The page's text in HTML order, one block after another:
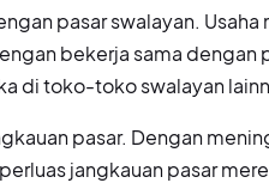
pasar swalayan.
bekerja sama dengan
di toko-toko swalayan
pasar. Dengan
jangkauan pasar